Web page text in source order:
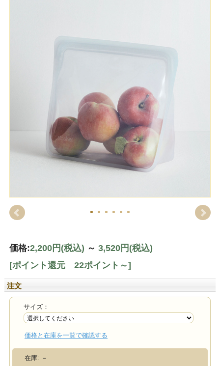
価格:2,200円 (税込) ～ 3,520円 (税込)
[ポイント還元 22ポイント～]
注文
サイズ：
価格と在庫を一覧で確認する
在庫: －